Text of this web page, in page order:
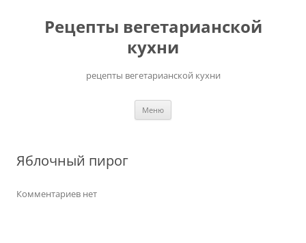
Рецепты вегетарианской
кухни
рецепты вегетарианской кухни
Меню
Яблочный пирог
Комментариев нет